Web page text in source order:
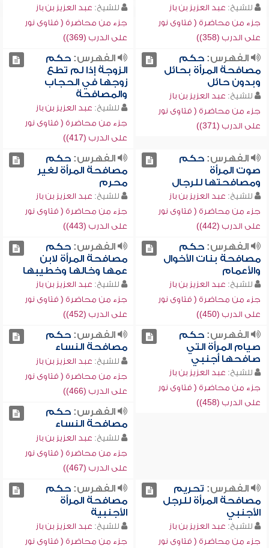
للشيخ: عبد العزيز بن باز
جزء من محاضرة ( فتاوى نور
على الدرب (358))
للشيخ: عبد العزيز بن باز
جزء من محاضرة ( فتاوى نور
على الدرب (369))
الفهرس:حكم
مصافحة المرأة بحائل
وبدون حائل
للشيخ: عبد العزيز بن باز
جزء من محاضرة ( فتاوى نور
على الدرب (371))
الفهرس:حكم
الزوجة إذا لم تطع
زوجها في الحجاب
والمصافحة
للشيخ: عبد العزيز بن باز
جزء من محاضرة ( فتاوى نور
على الدرب (417))
الفهرس:حكم
صوت المرأة
ومصافحتها للرجال
للشيخ: عبد العزيز بن باز
جزء من محاضرة ( فتاوى نور
على الدرب (442))
الفهرس:حكم
مصافحة المرأة لغير
محرم
للشيخ: عبد العزيز بن باز
جزء من محاضرة ( فتاوى نور
على الدرب (443))
الفهرس:حكم
مصافحة بنات الأخوال
والأعمام
للشيخ: عبد العزيز بن باز
جزء من محاضرة ( فتاوى نور
على الدرب (450))
الفهرس:حكم
مصافحة المرأة لابن
عمها وخالها وخطيبها
للشيخ: عبد العزيز بن باز
جزء من محاضرة ( فتاوى نور
على الدرب (452))
الفهرس:حكم
صيام المرأة التي
صافحها أجنبي
للشيخ: عبد العزيز بن باز
جزء من محاضرة ( فتاوى نور
على الدرب (458))
الفهرس:حكم
مصافحة النساء
للشيخ: عبد العزيز بن باز
جزء من محاضرة ( فتاوى نور
على الدرب (466))
الفهرس:حكم
مصافحة النساء
للشيخ: عبد العزيز بن باز
جزء من محاضرة ( فتاوى نور
على الدرب (467))
الفهرس: تحريم
مصافحة المرأة للرجل
الأجنبي
للشيخ: عبد العزيز بن باز
جزء من محاضرة ( فتاوى نور
الفهرس:حكم
مصافحة المرأة
الأجنبية
للشيخ: عبد العزيز بن باز
جزء من محاضرة ( فتاوى نور